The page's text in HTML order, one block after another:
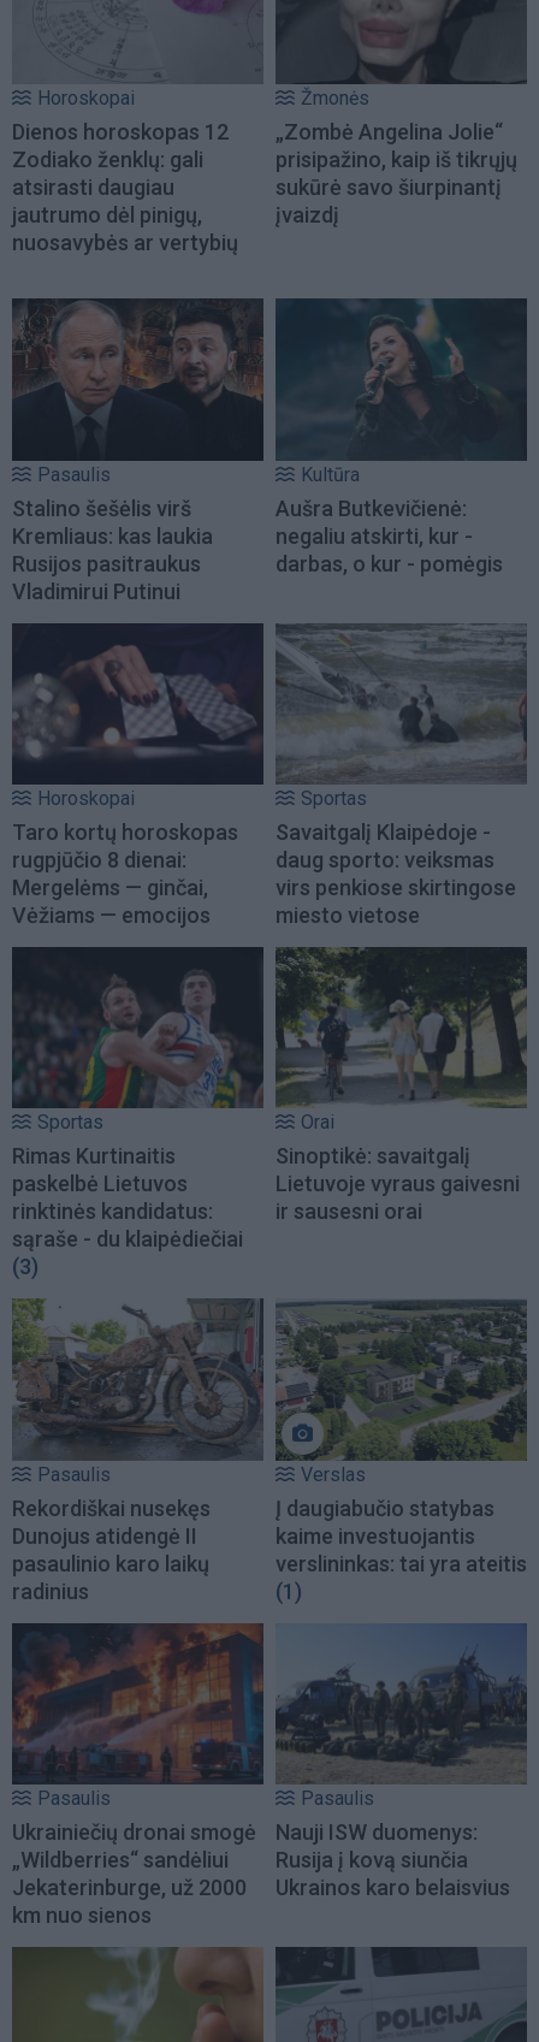
Horoskopai
Dienos horoskopas 12
Zodiako ženklų: gali
atsirasti daugiau
jautrumo dėl pinigų,
nuosavybės ar vertybių
Žmonės
„Zombė Angelina Jolie“
prisipažino, kaip iš tikrųjų
sukūrė savo šiurpinantį
įvaizdį
Pasaulis
Stalino šešėlis virš
Kremliaus: kas laukia
Rusijos pasitraukus
Vladimirui Putinui
Kultūra
Aušra Butkevičienė:
negaliu atskirti, kur -
darbas, o kur - pomėgis
Horoskopai
Taro kortų horoskopas
rugpjūčio 8 dienai:
Mergelėms — ginčai,
Vėžiams — emocijos
Sportas
Savaitgalį Klaipėdoje -
daug sporto: veiksmas
virs penkiose skirtingose
miesto vietose
Sportas
Rimas Kurtinaitis
paskelbė Lietuvos
rinktinės kandidatus:
sąraše - du klaipėdiečiai
(3)
Orai
Sinoptikė: savaitgalį
Lietuvoje vyraus gaivesni
ir sausesni orai
Pasaulis
Rekordiškai nusekęs
Dunojus atidengė II
pasaulinio karo laikų
radinius
Verslas
Į daugiabučio statybas
kaime investuojantis
verslininkas: tai yra ateitis
(1)
Pasaulis
Ukrainiečių dronai smogė
„Wildberries“ sandėliui
Jekaterinburge, už 2000
km nuo sienos
Pasaulis
Nauji ISW duomenys:
Rusija į kovą siunčia
Ukrainos karo belaisvius